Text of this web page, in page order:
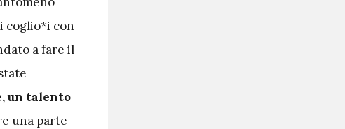
coglio*i con
a fare il
un talento
una parte